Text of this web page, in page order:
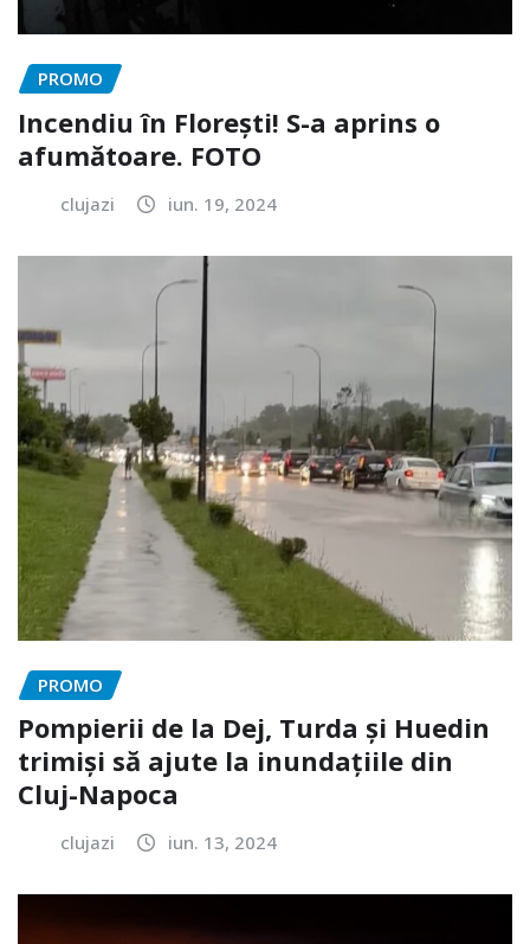
PROMO
Incendiu în Florești! S-a aprins o
afumătoare. FOTO
clujazi iun. 19, 2024
PROMO
Pompierii de la Dej, Turda și Huedin
trimiși să ajute la inundațiile din
Cluj-Napoca
clujazi iun. 13, 2024